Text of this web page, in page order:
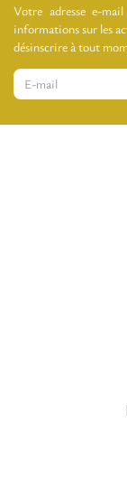
Votre adresse e-
informations sur les
désinscrire à tout